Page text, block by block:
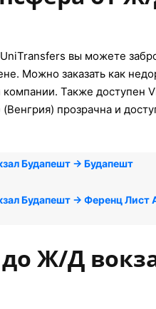
вы можете
Можно заказать как
Также доступен
прозрачна и
Будапешт → Будапешт
Будапешт → Ференц Лист
Ж/Д